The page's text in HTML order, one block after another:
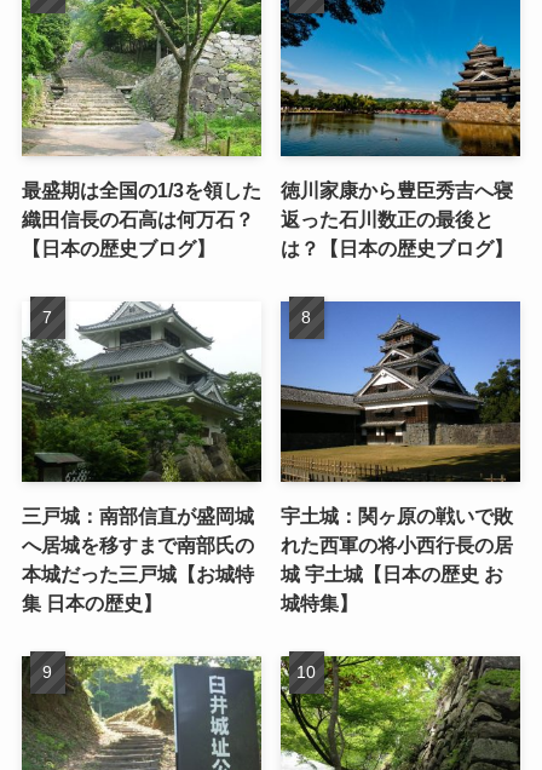
最盛期は全国の1/3を領した
織田信長の石高は何万石？
【日本の歴史ブログ】
徳川家康から豊臣秀吉へ寝
返った石川数正の最後と
は？【日本の歴史ブログ】
三戸城：南部信直が盛岡城
へ居城を移すまで南部氏の
本城だった三戸城【お城特
集 日本の歴史】
宇土城：関ヶ原の戦いで敗
れた西軍の将小西行長の居
城 宇土城【日本の歴史 お
城特集】